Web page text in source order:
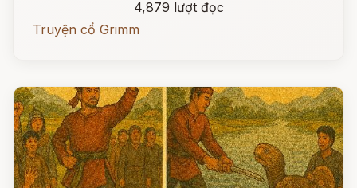
4,879 lượt đọc
Truyện cổ Grimm